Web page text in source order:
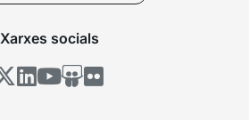
Xarxes socials